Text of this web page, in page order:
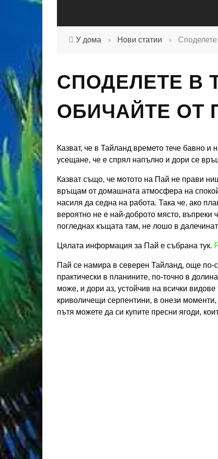
У дома › Нови статии ›
СПОДЕЛЕТЕ В
ОБИЧАЙТЕ ОТ
Казват, че в Тайланд времето тече бавно
усещане, че е спрял напълно и дори се
Казват също, че мотото на Пай не прави
връщам от домашната атмосфера на
насиля да седна на работа. Така че, ако
вероятно не е най-доброто място, въпреки
погледнах къщата там, не лошо в
Цялата информация за Пай е събрана тук.
Пай се намира в северен Тайланд, още
практически в планините, по-точно в
може, и дори аз, устойчив на всички
криволичещи серпентини, в онези
пътя можете да си купите пресни ягоди,